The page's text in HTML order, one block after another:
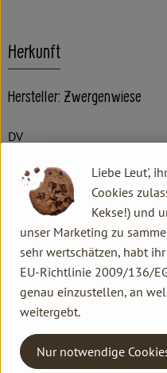
Herkunft
Hersteller: Zwergenwiese
DV
ZWERGENWIESE Naturkost
D 24887 Silberstedt
Die Zwergenwiese
für liebevoll und sorgfältig
Aus eigener Entwicklung
pikante und fruchtige
und Fertiggerichte für den
Liebe Leut',
Cookies
Kekse!) und
unser Marketing zu
sehr wertschätzen, habt
EU-Richtlinie 2009/136/
genau einzustellen, an
weitergebt.
Nur notwendige